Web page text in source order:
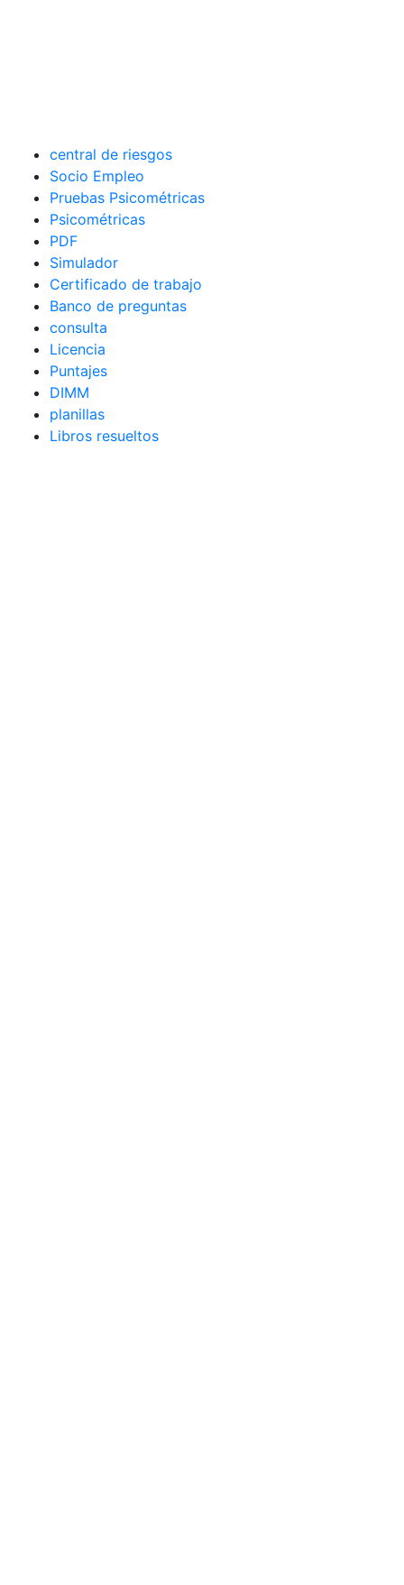
central de riesgos
Socio Empleo
Pruebas Psicométricas
Psicométricas
PDF
Simulador
Certificado de trabajo
Banco de preguntas
consulta
Licencia
Puntajes
DIMM
planillas
Libros resueltos